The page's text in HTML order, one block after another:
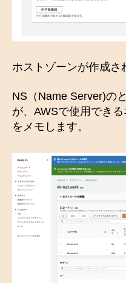
ホストゾーンが作成さ
NS（Name Server)の
が、AWSで使用でき
をメモします。